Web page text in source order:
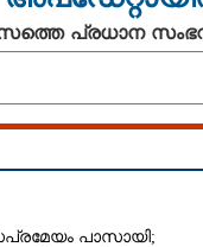
പ്രധാന
പാസായി;
ചെങ്ങന്നൂർ
വീണു,
വിമർശനം